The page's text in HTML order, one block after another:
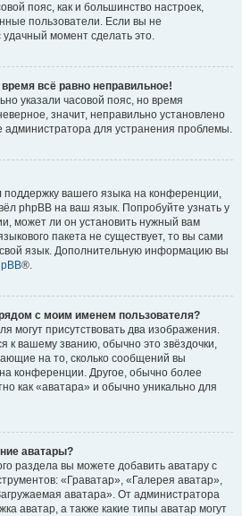
пояс, как и большинство настроек,
пользователи. Если вы не
удачный момент сделать это.
всё равно неправильное!
указали часовой пояс, но время
значит, неправильно установлено
администратора для устранения проблемы.
поддержку вашего языка на конференции,
phpBB на ваш язык. Попробуйте узнать у
может ли он установить нужный вам
пакета не существует, то вы сами
язык. Дополнительную информацию вы
®.
с моим именем пользователя?
могут присутствовать два изображения.
к вашему званию, обычно это звёздочки,
на то, сколько сообщений вы
конференции. Другое, обычно более
как «аватара» и обычно уникально для
аватары?
раздела вы можете добавить аватару с
«Граватар», «Галерея аватар»,
аватара». От администратора
аватар, а также какие типы аватар могут